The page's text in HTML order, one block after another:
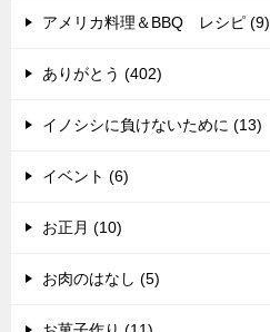
アメリカ料理＆BBQ レシピ (9)
ありがとう (402)
イノシシに負けないために (13)
イベント (6)
お正月 (10)
お肉のはなし (5)